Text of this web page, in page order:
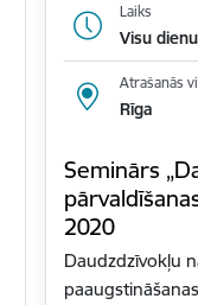
Laiks
Visu dienu
Atrašanās
Rīga
Seminārs
2020
Daudzdzīvokļu